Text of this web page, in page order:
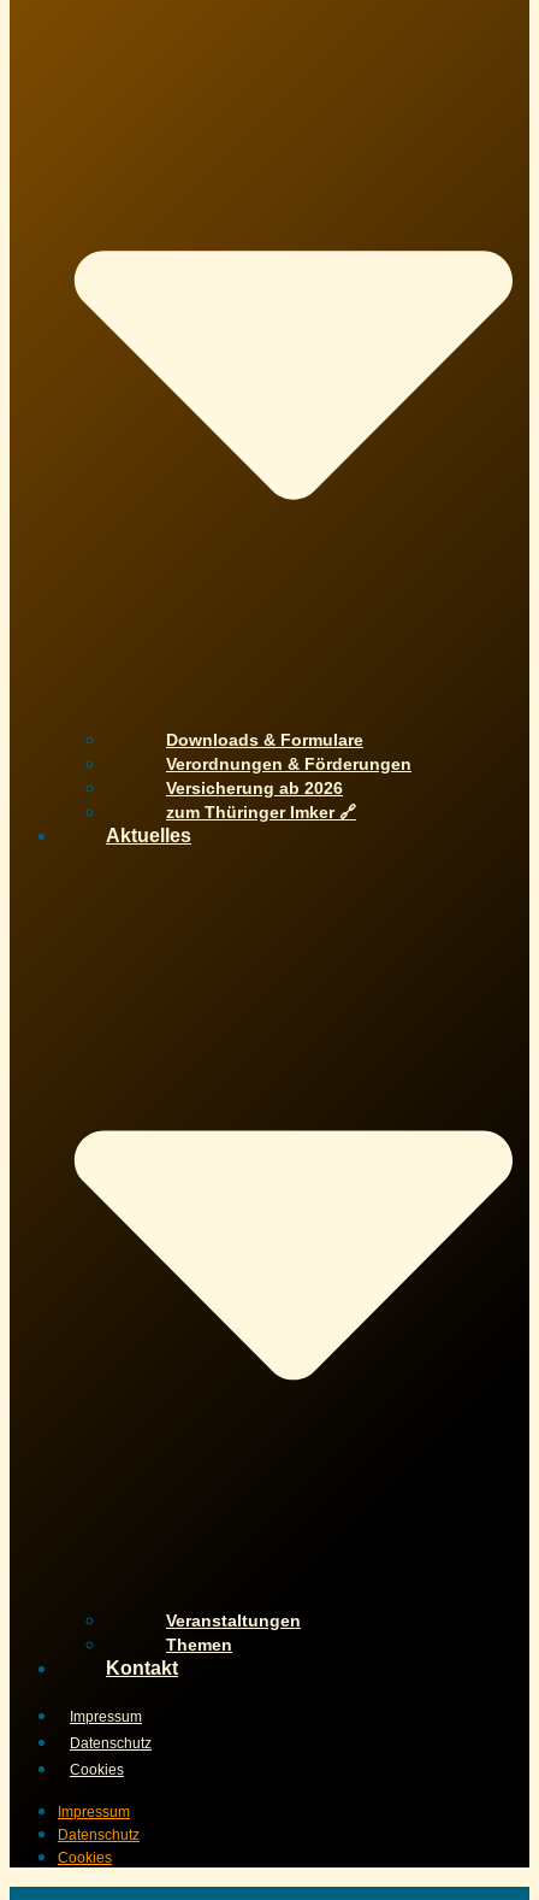
Downloads & Formulare
Verordnungen & Förderungen
Versicherung ab 2026
zum Thüringer Imker 🔗
Aktuelles
Veranstaltungen
Themen
Kontakt
Impressum
Datenschutz
Cookies
Impressum
Datenschutz
Cookies